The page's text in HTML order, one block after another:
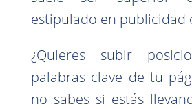
estipulado en publicidad
¿Quieres subir
palabras clave de tu
no sabes si estás